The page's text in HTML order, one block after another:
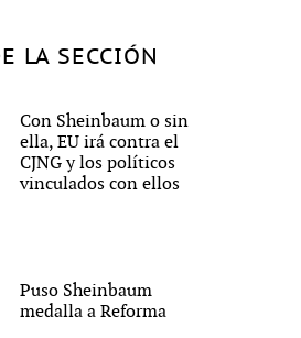
LA SECCIÓN
Con Sheinbaum o sin
ella, EU irá contra el
CJNG y los políticos
vinculados con ellos
Puso Sheinbaum
medalla a Reforma